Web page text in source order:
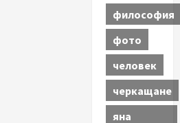
философия
фото
человек
черкащане
яна